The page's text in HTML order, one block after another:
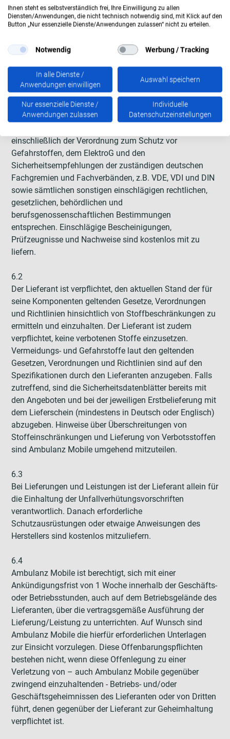
Unteraufträge bedürfen der vorherigen schriftlichen
Zustimmung von Ambulanz Mobile, soweit es sich nicht
lediglich um die Zulieferung marktgängiger Teile handelt.
6. Sicherheit, Umweltschutz, Einhaltung gesetzlicher
Vorgaben, Prüfungen
6.1
Die Lieferungen und Leistungen des Lieferanten müssen
den gesetzlichen Bestimmungen, insbesondere den
einschließlich der Verordnung zum Schutz vor
Gefahrstoffen, dem ElektroG und den
Sicherheitsempfehlungen der zuständigen deutschen
Fachgremien und Fachverbänden, z.B. VDE, VDI und DIN
sowie sämtlichen sonstigen einschlägigen rechtlichen,
gesetzlichen, behördlichen und
berufsgenossenschaftlichen Bestimmungen
entsprechen. Einschlägige Bescheinigungen,
Prüfzeugnisse und Nachweise sind kostenlos mit zu
liefern.
6.2
Der Lieferant ist verpflichtet, den aktuellen Stand der für
seine Komponenten geltenden Gesetze, Verordnungen
und Richtlinien hinsichtlich von Stoffbeschränkungen zu
ermitteln und einzuhalten. Der Lieferant ist zudem
verpflichtet, keine verbotenen Stoffe einzusetzen.
Vermeidungs- und Gefahrstoffe laut den geltenden
Gesetzen, Verordnungen und Richtlinien sind auf den
Spezifikationen durch den Lieferanten anzugeben. Falls
zutreffend, sind die Sicherheitsdatenblätter bereits mit
den Angeboten und bei der jeweiligen Erstbelieferung mit
dem Lieferschein (mindestens in Deutsch oder Englisch)
abzugeben. Hinweise über Überschreitungen von
Stoffeinschränkungen und Lieferung von Verbotsstoffen
sind Ambulanz Mobile umgehend mitzuteilen.
6.3
Bei Lieferungen und Leistungen ist der Lieferant allein für
die Einhaltung der Unfallverhütungsvorschriften
verantwortlich. Danach erforderliche
Schutzausrüstungen oder etwaige Anweisungen des
Herstellers sind kostenlos mitzuliefern.
6.4
Ambulanz Mobile ist berechtigt, sich mit einer
Ankündigungsfrist von 1 Woche innerhalb der Geschäfts-
oder Betriebsstunden, auch auf dem Betriebsgelände des
Lieferanten, über die vertragsgemäße Ausführung der
Lieferung/Leistung zu unterrichten. Auf Wunsch sind
Ambulanz Mobile die hierfür erforderlichen Unterlagen
zur Einsicht vorzulegen. Diese Offenbarungspflichten
bestehen nicht, wenn diese Offenlegung zu einer
Verletzung von – auch Ambulanz Mobile gegenüber
zwingend einzuhaltenden - Betriebs- und/oder
Geschäftsgeheimnissen des Lieferanten oder von Dritten
führt, denen gegenüber der Lieferant zur Geheimhaltung
verpflichtet ist.
Ihnen steht es selbstverständlich frei, Ihre Einwilligung zu allen
Diensten/Anwendungen, die nicht technisch notwendig sind, mit Klick auf den
Button „Nur essenzielle Dienste/Anwendungen zulassen“ nicht zu erteilen.
Notwendig Werbung / Tracking
In alle Dienste /
Anwendungen einwilligen
Auswahl speichern
Nur essenzielle Dienste /
Anwendungen zulassen
Individuelle
Datenschutzeinstellungen